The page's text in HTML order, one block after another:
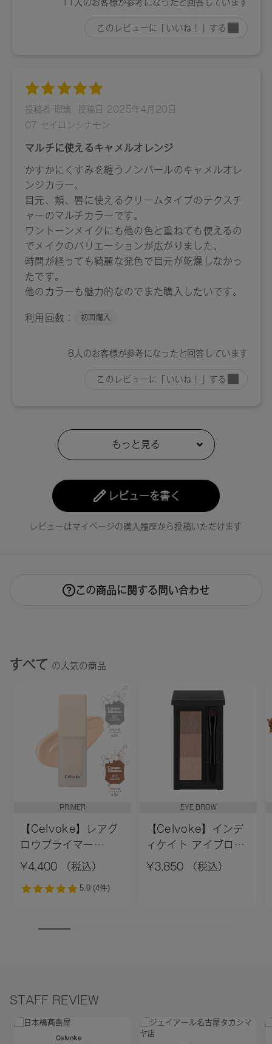
レビューを書く
レビューはマイページの購入履歴から投稿いただけます
この商品に関する問い合わせ
すべて の人気の商品
PRIMER
【Celvoke】レアグ
ロウプライマー
［01,02］＜新色追加
¥4,400 （税込）
EYE BROW
【Celvoke】インデ
ィケイト アイブロウ
パウダー 13＜2026
¥3,850 （税込）
STAFF REVIEW
Celvoke